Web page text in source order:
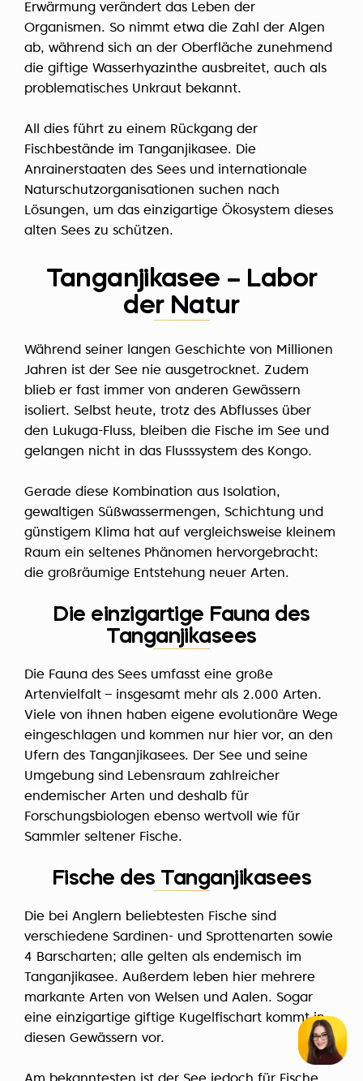
Erwärmung verändert das Leben der
Organismen. So nimmt etwa die Zahl der Algen
ab, während sich an der Oberfläche zunehmend
die giftige Wasserhyazinthe ausbreitet, auch als
problematisches Unkraut bekannt.
All dies führt zu einem Rückgang der
Fischbestände im Tanganjikasee. Die
Anrainerstaaten des Sees und internationale
Naturschutzorganisationen suchen nach
Lösungen, um das einzigartige Ökosystem dieses
alten Sees zu schützen.
Tanganjikasee – Labor
der Natur
Während seiner langen Geschichte von Millionen
Jahren ist der See nie ausgetrocknet. Zudem
blieb er fast immer von anderen Gewässern
isoliert. Selbst heute, trotz des Abflusses über
den Lukuga-Fluss, bleiben die Fische im See und
gelangen nicht in das Flusssystem des Kongo.
Gerade diese Kombination aus Isolation,
gewaltigen Süßwassermengen, Schichtung und
günstigem Klima hat auf vergleichsweise kleinem
Raum ein seltenes Phänomen hervorgebracht:
die großräumige Entstehung neuer Arten.
Die einzigartige Fauna des
Tanganjikasees
Die Fauna des Sees umfasst eine große
Artenvielfalt – insgesamt mehr als 2.000 Arten.
Viele von ihnen haben eigene evolutionäre Wege
eingeschlagen und kommen nur hier vor, an den
Ufern des Tanganjikasees. Der See und seine
Umgebung sind Lebensraum zahlreicher
endemischer Arten und deshalb für
Forschungsbiologen ebenso wertvoll wie für
Sammler seltener Fische.
Fische des Tanganjikasees
Die bei Anglern beliebtesten Fische sind
verschiedene Sardinen- und Sprottenarten sowie
4 Barscharten; alle gelten als endemisch im
Tanganjikasee. Außerdem leben hier mehrere
markante Arten von Welsen und Aalen. Sogar
eine einzigartige giftige Kugelfischart kommt in
diesen Gewässern vor.